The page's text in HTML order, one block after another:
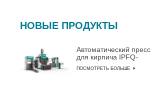
НОВЫЕ ПРОДУКТЫ
Автоматический пресс
для кирпича IPFQ-
ПОСМОТРЕТЬ БОЛЬШЕ